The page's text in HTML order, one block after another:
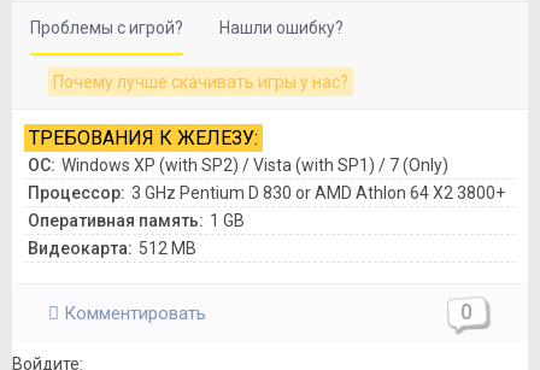
Проблемы с игрой? Нашли ошибку?
Почему лучше скачивать игры у нас?
ТРЕБОВАНИЯ К ЖЕЛЕЗУ:
ОС: Windows XP (with SP2) / Vista (with SP1) / 7 (Only)
Процессор: 3 GHz Pentium D 830 or AMD Athlon 64 X2 3800+
Оперативная память: 1 GB
Видеокарта: 512 MB
Комментировать 0
Войдите: